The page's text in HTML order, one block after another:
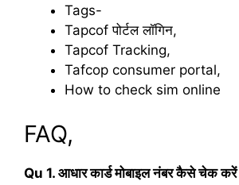
Tags-
Tapcof पोर्टल लॉगिन,
Tapcof Tracking,
Tafcop consumer portal,
How to check sim online
FAQ,
Qu 1. आधार कार्ड मोबाइल नंबर कैसे चेक करें